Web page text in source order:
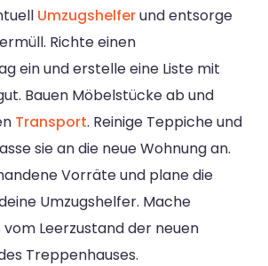
Umzugshelferund entsorge
Richte einen
ein und erstelle eine Liste mit
Bauen Möbelstücke ab und
Transport. Reinige Teppiche und
sie an die neue Wohnung an.
Vorräte und plane die
Umzugshelfer. Mache
Leerzustand der neuen
Treppenhauses.